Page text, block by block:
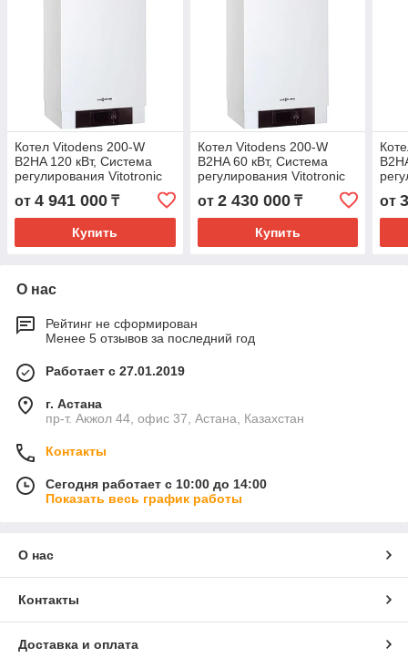
Котел Vitodens 200-W
B2HA 120 кВт, Система
регулирования Vitotronic
от 4 941 000 ₸
Купить
Котел Vitodens 200-W
B2HA 60 кВт, Система
регулирования Vitotronic
от 2 430 000₸
Купить
от
О нас
Рейтинг не сформирован
Менее 5 отзывов за последний год
Работает с 27.01.2019
г. Астана
пр-т. Акжол 44, офис 37, Астана, Казахстан
Контакты
Сегодня работает с 10:00 до 14:00
Показать весь график работы
О нас
Контакты
Доставка и оплата